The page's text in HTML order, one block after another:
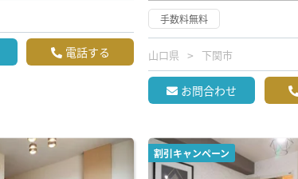
電話する
手数料無料
山口県 下関市
お問合わせ
割引キャンペーン